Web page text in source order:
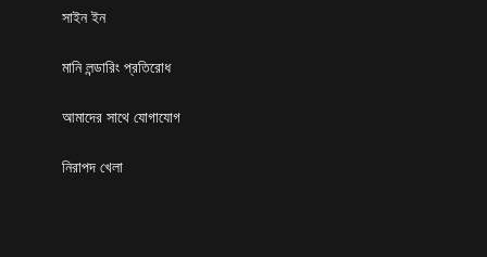
সাইন ইন
মানি লন্ডারিং প্রতিরোধ
আমাদের সাথে যোগাযোগ
নিরাপদ খেলা